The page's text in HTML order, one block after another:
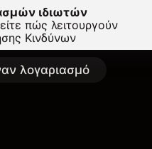
ιδιωτών
πώς λειτουργούν
Κινδύνων
λογαριασμό